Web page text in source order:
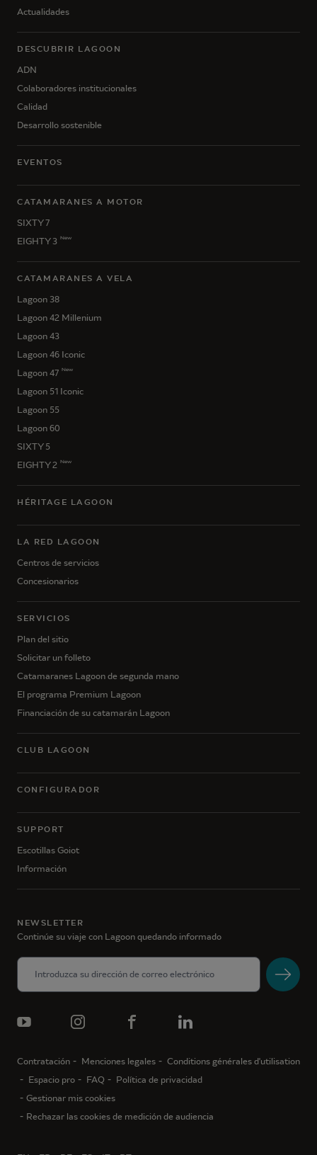
Actualidades
DESCUBRIR LAGOON
ADN
Colaboradores institucionales
Calidad
Desarrollo sostenible
EVENTOS
CATAMARANES A MOTOR
SIXTY 7
EIGHTY 3 New
CATAMARANES A VELA
Lagoon 38
Lagoon 42 Millenium
Lagoon 43
Lagoon 46 Iconic
Lagoon 47 New
Lagoon 51 Iconic
Lagoon 55
Lagoon 60
SIXTY 5
EIGHTY 2 New
HÉRITAGE LAGOON
LA RED LAGOON
Centros de servicios
Concesionarios
SERVICIOS
Plan del sitio
Solicitar un folleto
Catamaranes Lagoon de segunda mano
El programa Premium Lagoon
Financiación de su catamarán Lagoon
CLUB LAGOON
CONFIGURADOR
SUPPORT
Escotillas Goiot
Información
NEWSLETTER
Continúe su viaje con Lagoon quedando informado
Contratación Menciones legales
Conditions générales d'utilisation
Espacio pro
FAQ
Política de privacidad
Gestionar mis cookies
Rechazar las cookies de medición de audiencia